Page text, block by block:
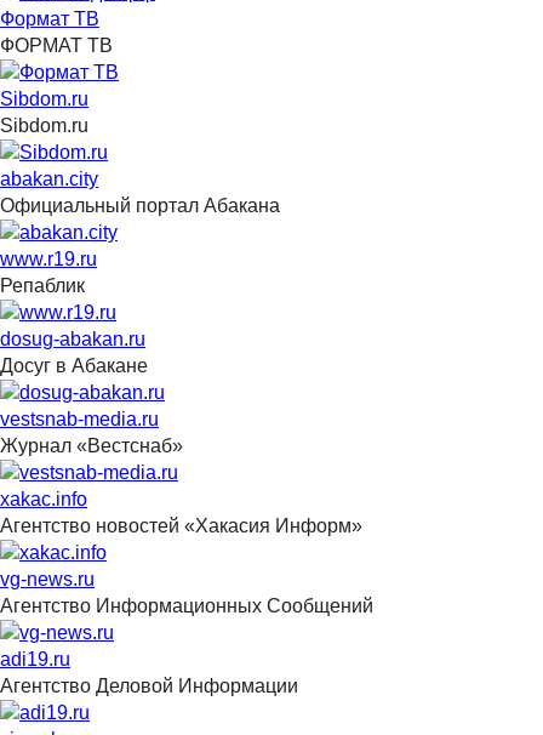
Формат ТВ
ФОРМАТ ТВ
Sibdom.ru
Sibdom.ru
abakan.city
Официальный портал Абакана
www.r19.ru
Репаблик
dosug-abakan.ru
Досуг в Абакане
vestsnab-media.ru
Журнал «Вестснаб»
xakac.info
Агентство новостей «Хакасия Информ»
vg-news.ru
Агентство Информационных Сообщений
adi19.ru
Агентство Деловой Информации